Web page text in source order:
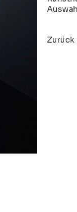
Zurück